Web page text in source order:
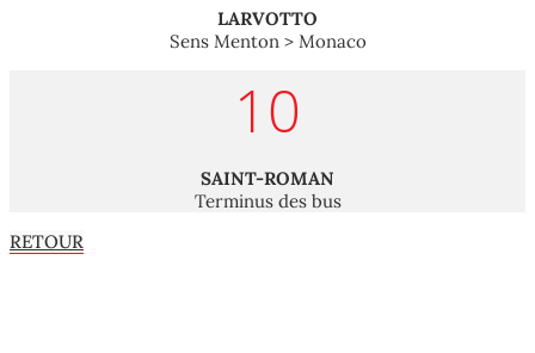
LARVOTTO
Sens Menton > Monaco
10
SAINT-ROMAN
Terminus des bus
RETOUR